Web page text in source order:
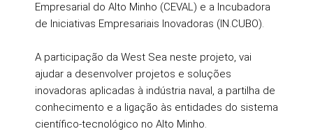
Empresarial do Alto Minho (CEVAL) e a Incubadora
de Iniciativas Empresariais Inovadoras (IN.CUBO).
A participação da West Sea neste projeto, vai
ajudar a desenvolver projetos e soluções
inovadoras aplicadas à indústria naval, a partilha de
conhecimento e a ligação às entidades do sistema
científico-tecnológico no Alto Minho.